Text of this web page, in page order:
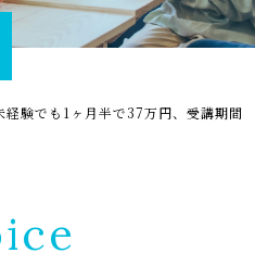
経験でも1ヶ月半で37万円、受講期間